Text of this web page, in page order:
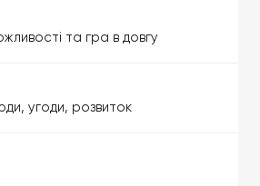
та гра в довгу
угоди, розвиток